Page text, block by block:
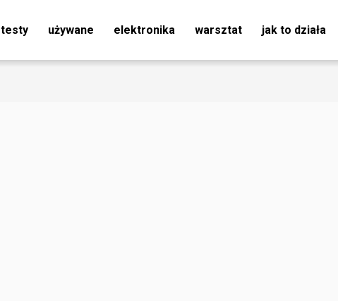
testy używane elektronika warsztat jak to działa